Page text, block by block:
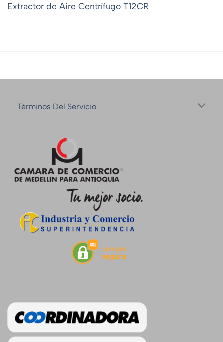
Extractor de Aire Centrífugo T12CR
Términos Del Servicio